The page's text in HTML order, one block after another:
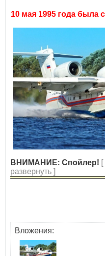
10 мая 1995 года была
ВНИМАНИЕ: Спойлер!
развернуть ]
Вложения: